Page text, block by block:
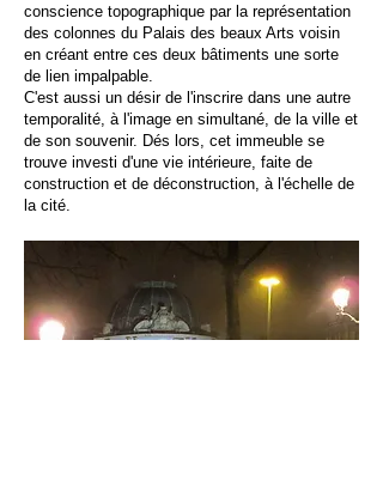
conscience topographique par la représentation
des colonnes du Palais des beaux Arts voisin
en créant entre ces deux bâtiments une sorte
de lien impalpable.
C'est aussi un désir de l'inscrire dans une autre
temporalité, à l'image en simultané, de la ville et
de son souvenir. Dés lors, cet immeuble se
trouve investi d'une vie intérieure, faite de
construction et de déconstruction, à l'échelle de
la cité.